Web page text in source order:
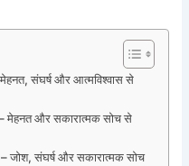
संघर्ष और आत्मविश्वास से
और सकारात्मक सोच से
संघर्ष और सकारात्मक सोच